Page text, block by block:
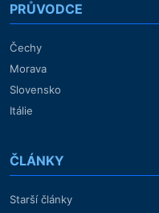
PRŮVODCE
Čechy
Morava
Slovensko
Itálie
ČLÁNKY
Starší články